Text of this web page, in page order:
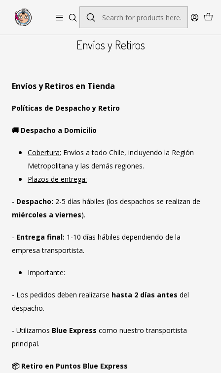
Envíos y Retiros
Envíos y Retiros en Tienda
Políticas de Despacho y Retiro
🚚 Despacho a Domicilio
Cobertura: Envíos a todo Chile, incluyendo la Región
Metropolitana y las demás regiones.
Plazos de entrega:
- Despacho: 2-5 días hábiles (los despachos se realizan de
miércoles a viernes).
- Entrega final: 1-10 días hábiles dependiendo de la
empresa transportista.
Importante:
- Los pedidos deben realizarse hasta 2 días antes del
despacho.
- Utilizamos Blue Express como nuestro transportista
principal.
📦 Retiro en Puntos Blue Express